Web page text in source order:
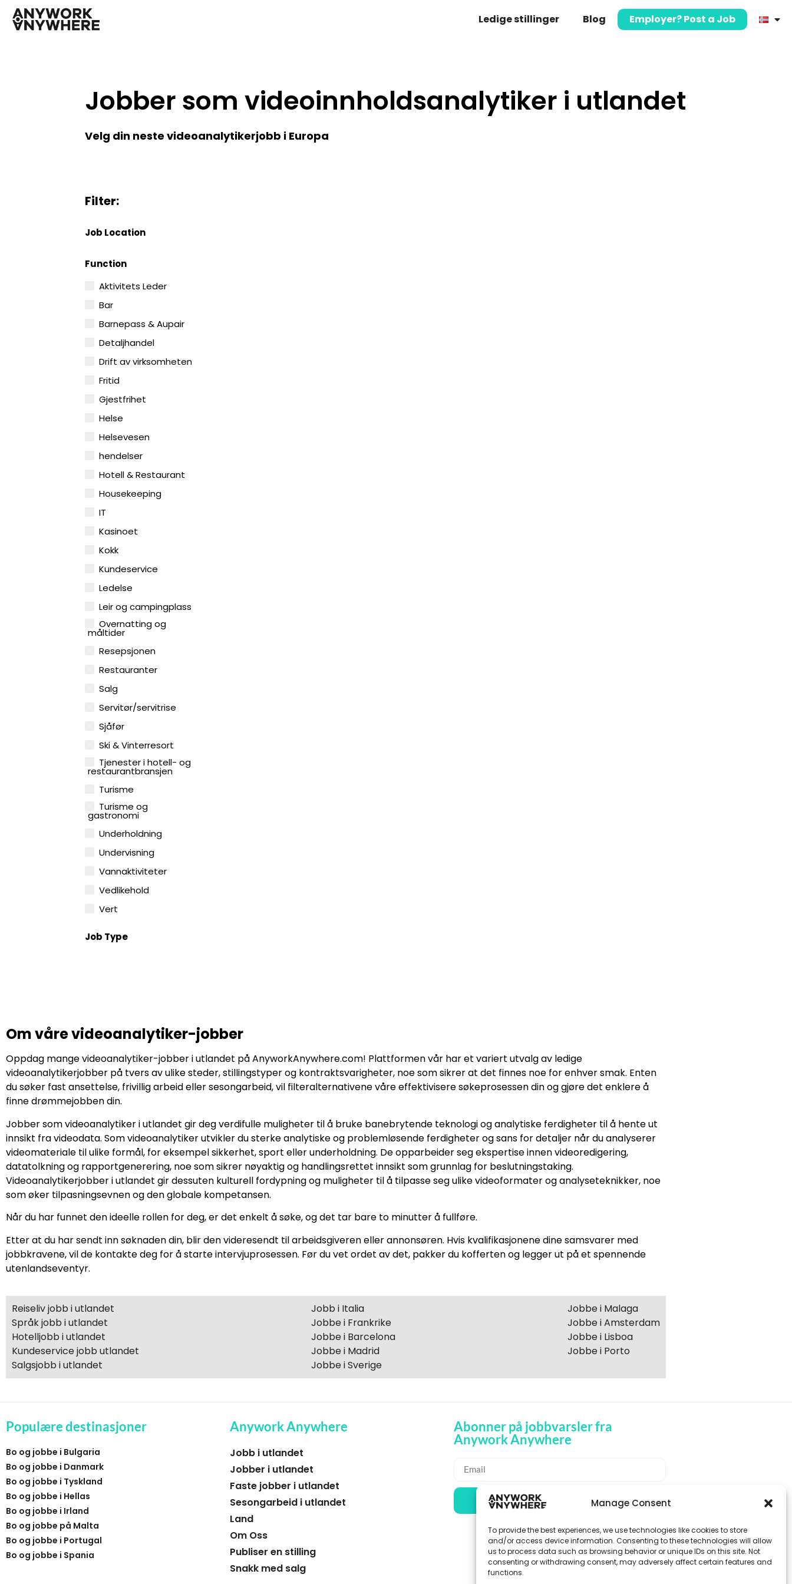
Manage Consent
To provide the best experiences, we use technologies like cookies to store
and/or access device information. Consenting to these technologies will allow
us to process data such as browsing behavior or unique IDs on this site. Not
consenting or withdrawing consent, may adversely affect certain features and
functions.
Ledige stillinger Blog Employer? Post a Job
Jobber som videoinnholdsanalytiker i utlandet
Velg din neste videoanalytikerjobb i Europa
Filter:
Job Location
Function
Aktivitets Leder
Bar
Barnepass & Aupair
Detaljhandel
Drift av virksomheten
Fritid
Gjestfrihet
Helse
Helsevesen
hendelser
Hotell & Restaurant
Housekeeping
IT
Kasinoet
Kokk
Kundeservice
Ledelse
Leir og campingplass
Overnatting og
måltider
Resepsjonen
Restauranter
Salg
Servitør/servitrise
Sjåfør
Ski & Vinterresort
Tjenester i hotell- og
restaurantbransjen
Turisme
Turisme og
gastronomi
Underholdning
Undervisning
Vannaktiviteter
Vedlikehold
Vert
Job Type
Om våre videoanalytiker-jobber
Oppdag mange videoanalytiker-jobber i utlandet på AnyworkAnywhere.com! Plattformen vår har et variert utvalg av ledige
videoanalytikerjobber på tvers av ulike steder, stillingstyper og kontraktsvarigheter, noe som sikrer at det finnes noe for enhver smak. Enten
du søker fast ansettelse, frivillig arbeid eller sesongarbeid, vil filteralternativene våre effektivisere søkeprosessen din og gjøre det enklere å
finne drømmejobben din.
Jobber som videoanalytiker i utlandet gir deg verdifulle muligheter til å bruke banebrytende teknologi og analytiske ferdigheter til å hente ut
innsikt fra videodata. Som videoanalytiker utvikler du sterke analytiske og problemløsende ferdigheter og sans for detaljer når du analyserer
videomateriale til ulike formål, for eksempel sikkerhet, sport eller underholdning. De opparbeider seg ekspertise innen videoredigering,
datatolkning og rapportgenerering, noe som sikrer nøyaktig og handlingsrettet innsikt som grunnlag for beslutningstaking.
Videoanalytikerjobber i utlandet gir dessuten kulturell fordypning og muligheter til å tilpasse seg ulike videoformater og analyseteknikker, noe
som øker tilpasningsevnen og den globale kompetansen.
Når du har funnet den ideelle rollen for deg, er det enkelt å søke, og det tar bare to minutter å fullføre.
Etter at du har sendt inn søknaden din, blir den videresendt til arbeidsgiveren eller annonsøren. Hvis kvalifikasjonene dine samsvarer med
jobbkravene, vil de kontakte deg for å starte intervjuprosessen. Før du vet ordet av det, pakker du kofferten og legger ut på et spennende
utenlandseventyr.
Reiseliv jobb i utlandet
Språk jobb i utlandet
Hotelljobb i utlandet
Kundeservice jobb utlandet
Salgsjobb i utlandet
Jobb i Italia
Jobbe i Frankrike
Jobbe i Barcelona
Jobbe i Madrid
Jobbe i Sverige
Jobbe i Malaga
Jobbe i Amsterdam
Jobbe i Lisboa
Jobbe i Porto
Populære destinasjoner
Bo og jobbe i Bulgaria
Bo og jobbe i Danmark
Bo og jobbe i Tyskland
Bo og jobbe i Hellas
Bo og jobbe i Irland
Bo og jobbe på Malta
Bo og jobbe i Portugal
Bo og jobbe i Spania
Anywork Anywhere
Jobb i utlandet
Jobber i utlandet
Faste jobber i utlandet
Sesongarbeid i utlandet
Land
Om Oss
Publiser en stilling
Snakk med salg
Abonner på jobbvarsler fra
Anywork Anywhere
🌞 MOTTA JOBBVARSLER